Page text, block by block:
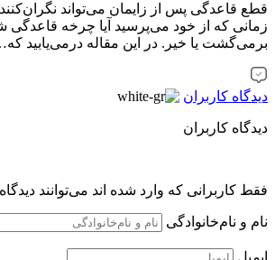
قاعدگی پس از زایمان می‌تواند نگران‌کننده
که از خود می‌پرسید آیا چرخه قاعدگی شما
یا خیر. در این مقاله درمی‌یابید که…
کاربران
کاربران
کاربرانی که وارد شده اند می‌توانند دیدگاه ثبت
و نام‌خانوادگی